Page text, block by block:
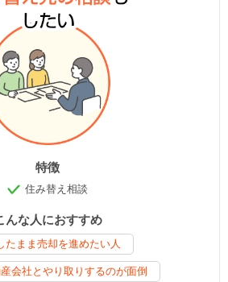
特徴
住み替え相談
んな人におすすめ
たまま売却を進めたい人
会社とやり取りするのが面倒